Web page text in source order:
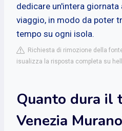
dedicare un'intera
viaggio, in modo da poter
tempo su ogni isola.
Richiesta di rimozione della
isualizza la risposta completa su
Quanto dura il
Venezia